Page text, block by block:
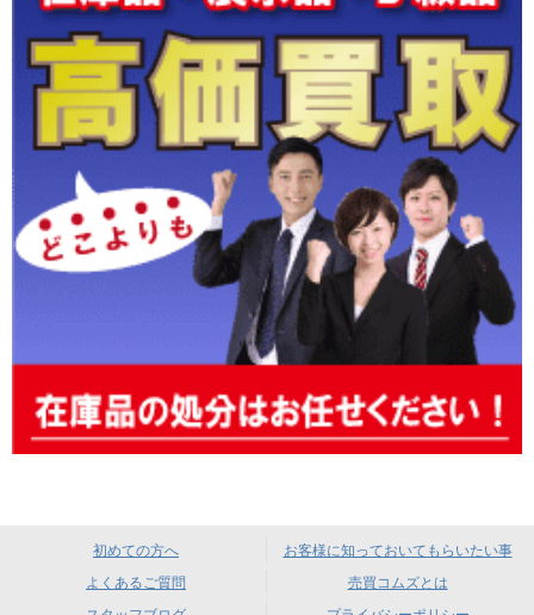
初めての方へ
お客様に知っておいてもらいたい事
よくあるご質問
売買コムズとは